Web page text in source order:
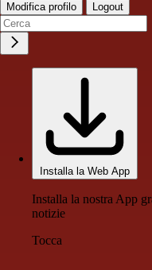
Modifica profilo Logout
Installa la Web App
Installa la nostra App
notizie
Tocca